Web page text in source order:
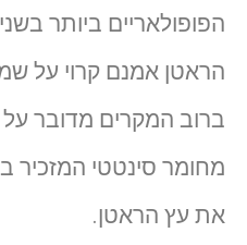
הפופולאריים ביותר
הראטן אמנם קרוי על
ברוב המקרים מדובר על
מחומר סינטטי המזכיר
את עץ הראטן.